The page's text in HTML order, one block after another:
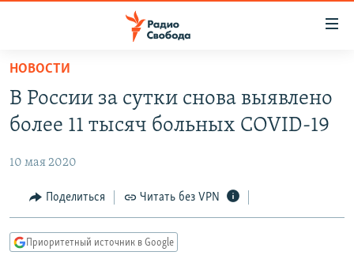
упрощенного
доступа
Вернуться
основному
Вернутся
главной
навигации
ПОДКАСТЫ
ЦИТАТЫ СВОБОДЫ
МНЕНИЯ
IDEL.РЕАЛИИ
НОВОСТИ
В России за сутки снова выявлено
более 11 тысяч больных COVID-19
10 мая 2020
Поделиться Читать без VPN
Приоритетный источник в Google